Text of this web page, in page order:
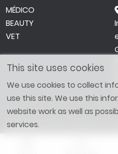
MÉDICO
BEAUTY
VET
Copyright © 2026 Top Beauty &
This site uses cookies
We use cookies to collect
use this site. We use this
website work as well as
services.